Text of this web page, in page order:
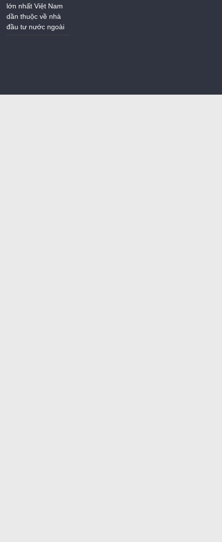
lớn nhất Việt Nam
dần thuộc về nhà
đầu tư nước ngoài